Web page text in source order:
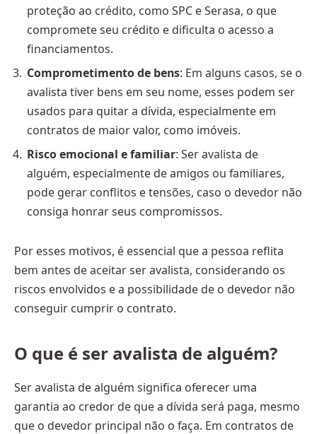
proteção ao crédito, como SPC e Serasa, o que
compromete seu crédito e dificulta o acesso a
financiamentos.
Comprometimento de bens: Em alguns casos, se o
avalista tiver bens em seu nome, esses podem ser
usados para quitar a dívida, especialmente em
contratos de maior valor, como imóveis.
Risco emocional e familiar: Ser avalista de
alguém, especialmente de amigos ou familiares,
pode gerar conflitos e tensões, caso o devedor não
consiga honrar seus compromissos.
Por esses motivos, é essencial que a pessoa reflita
bem antes de aceitar ser avalista, considerando os
riscos envolvidos e a possibilidade de o devedor não
conseguir cumprir o contrato.
O que é ser avalista de alguém?
Ser avalista de alguém significa oferecer uma
garantia ao credor de que a dívida será paga, mesmo
que o devedor principal não o faça. Em contratos de